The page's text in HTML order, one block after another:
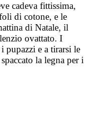
cadeva fittissima,
di cotone, e le
di Natale, il
ovattato. I
pupazzi e a tirarsi le
la legna per i